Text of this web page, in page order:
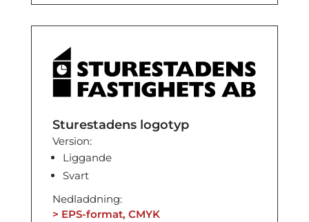
Sturestadens logotyp
Version:
Liggande
Svart
Nedladdning:
> EPS-format, CMYK